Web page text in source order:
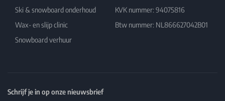
Ski & snowboard onderhoud
Wax- en slijp clinic
Snowboard verhuur
KVK nummer: 94075816
Btw nummer: NL866627042B01
Schrijf je in op onze nieuwsbrief